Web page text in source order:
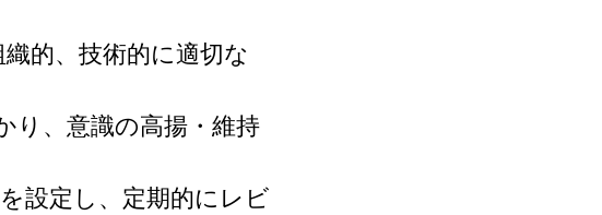
的、技術的に適切な
り、意識の高揚・維持
設定し、定期的にレビ